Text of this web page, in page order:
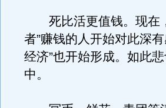
死比活更值钱。现在
者”赚钱的人开始对此深
经济”也开始形成。如此
中。